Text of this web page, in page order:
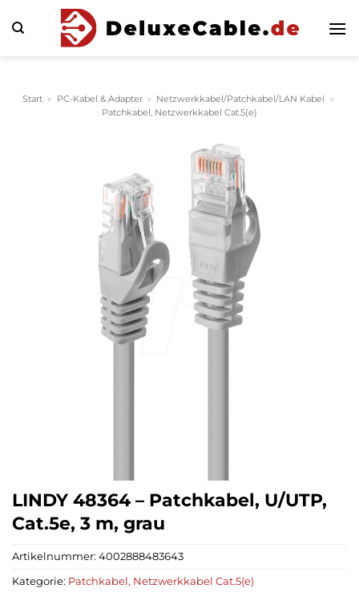
Inhalt
Start » PC-Kabel & Adapter » Netzwerkkabel/Patchkabel/LAN Kabel
»
Patchkabel, Netzwerkkabel Cat.5(e)
LINDY 48364 – Patchkabel, U/UTP,
Cat.5e, 3 m, grau
Artikelnummer: 4002888483643
Kategorie: Patchkabel, Netzwerkkabel Cat.5(e)